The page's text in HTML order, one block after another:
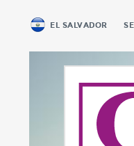
EL SALVADOR